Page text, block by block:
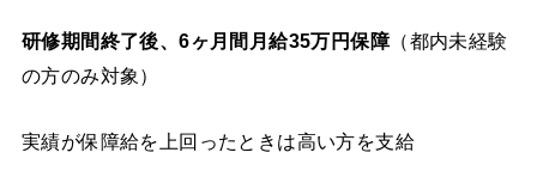
研修期間終了後、6ヶ月間月給35万円保障（都内未経験
の方のみ対象）
実績が保障給を上回ったときは高い方を支給